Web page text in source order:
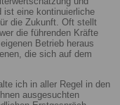
ist eine kontinuierliche
die Zukunft. Oft stellt
die führenden Kräfte
Betrieb heraus
die sich auf dem
ich in aller Regel in den
ausgesuchten